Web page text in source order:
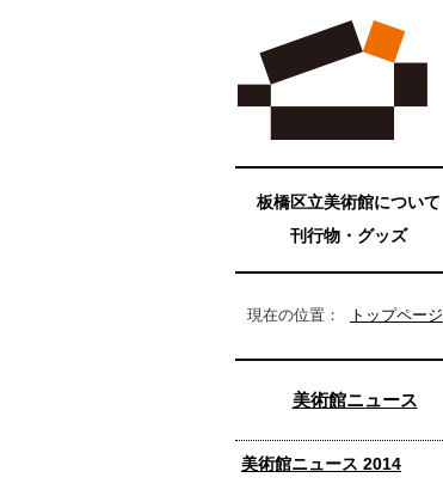
板橋区立美術館について
刊行物・グッズ
現在の位置： トップページ
美術館ニュース
美術館ニュース 2014